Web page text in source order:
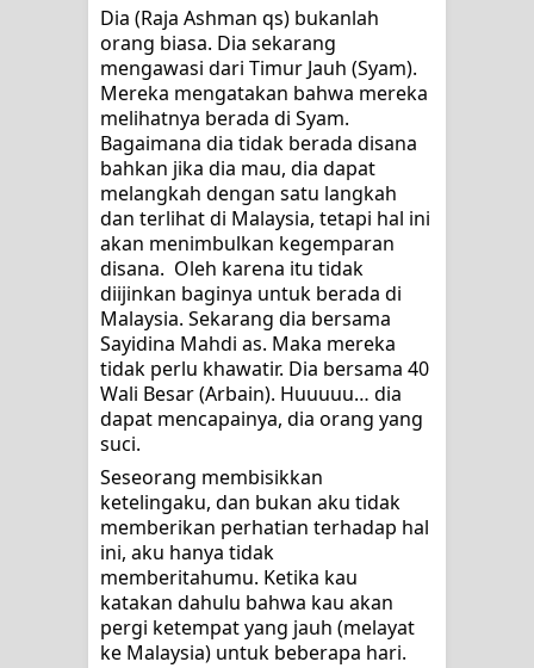
Dia (Raja Ashman qs) bukanlah
orang biasa. Dia sekarang
mengawasi dari Timur Jauh (Syam).
Mereka mengatakan bahwa mereka
melihatnya berada di Syam.
Bagaimana dia tidak berada disana
bahkan jika dia mau, dia dapat
melangkah dengan satu langkah
dan terlihat di Malaysia, tetapi hal ini
akan menimbulkan kegemparan
disana.  Oleh karena itu tidak
diijinkan baginya untuk berada di
Malaysia. Sekarang dia bersama
Sayidina Mahdi as. Maka mereka
tidak perlu khawatir. Dia bersama 40
Wali Besar (Arbain). Huuuuu… dia
dapat mencapainya, dia orang yang
suci.
Seseorang membisikkan
ketelingaku, dan bukan aku tidak
memberikan perhatian terhadap hal
ini, aku hanya tidak
memberitahumu. Ketika kau
katakan dahulu bahwa kau akan
pergi ketempat yang jauh (melayat
ke Malaysia) untuk beberapa hari.